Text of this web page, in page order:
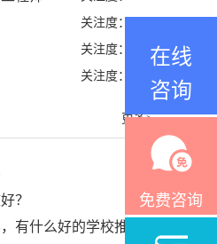
关注度：97%
关注度：96%
关注度：97%
更多>
？
有什么好的学校推
在线
咨询
免费咨询